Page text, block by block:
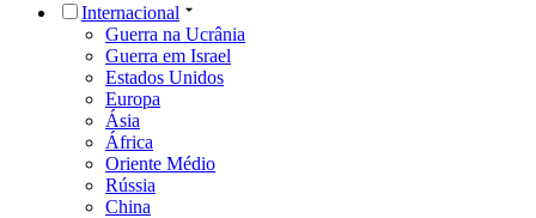
Internacional
Guerra na Ucrânia
Guerra em Israel
Estados Unidos
Europa
Ásia
África
Oriente Médio
Rússia
China